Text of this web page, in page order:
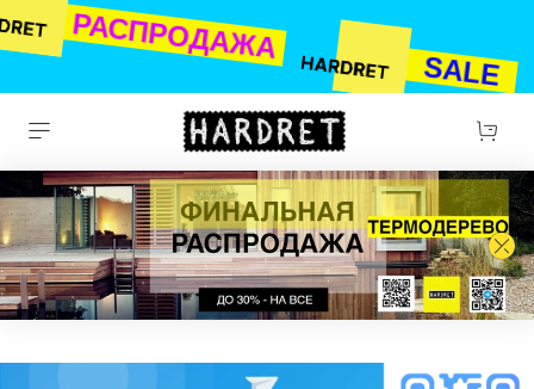
РАСПРОДАЖА
SALE